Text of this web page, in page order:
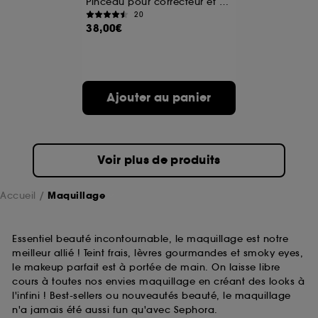
20
38,00€
Ajouter au panier
Voir plus de produits
Accueil Maquillage
Essentiel beauté incontournable, le maquillage est notre
meilleur allié ! Teint frais, lèvres gourmandes et smoky eyes,
le makeup parfait est à portée de main. On laisse libre
cours à toutes nos envies maquillage en créant des looks à
l'infini ! Best-sellers ou nouveautés beauté, le maquillage
n'a jamais été aussi fun qu'avec Sephora.
A l'exception des cookies techniques, le dépôt et la
choix" ci-dessous ou décider de "tout accepter".
Sephora pourra associer les informations de
navigation collectées par ces Cookies, pour les
sur "continuer sans accepter". Voous pouvez à tout
moment choisir de retirer votrte consentement. Si vous
souhaitez obtenir plus d'information sur les cookies